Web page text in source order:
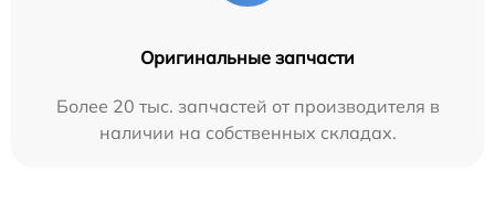
Оригинальные запчасти
Более 20 тыс. запчастей от производителя в
наличии на собственных складах.